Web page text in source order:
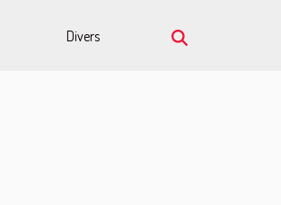
Divers